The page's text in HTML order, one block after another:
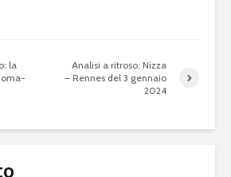
la
Analisi a ritroso: Nizza
– Rennes del 3 gennaio
2024